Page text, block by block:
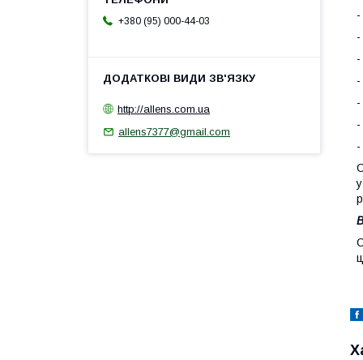
-
-
-
-
-
-
+380 (95) 000-44-03
http://allens.com.ua
allens7377@gmail.com